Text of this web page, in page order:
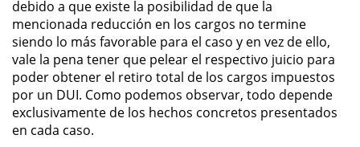
Evadir a un Oficial de Policía
Homicidio Vehicular
Robo de Auto
debido a que existe la posibilidad de que la
mencionada reducción en los cargos no termine
siendo lo más favorable para el caso y en vez de ello,
vale la pena tener que pelear el respectivo juicio para
poder obtener el retiro total de los cargos impuestos
por un DUI. Como podemos observar, todo depende
exclusivamente de los hechos concretos presentados
en cada caso.